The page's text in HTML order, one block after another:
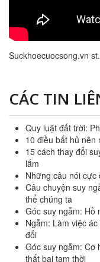
Suckhoecuocsong.vn st.
CÁC TIN
Quy luật đất trời:
10 điều bất hủ nên
15 cách thay đổi
lắm
Những câu nói cực
Câu chuyện suy
thể chúng ta
Góc suy ngẫm: Hồ
Ngẫm: Làm việc
đổi
Góc suy ngẫm: Cơ
thất bại tạm thời